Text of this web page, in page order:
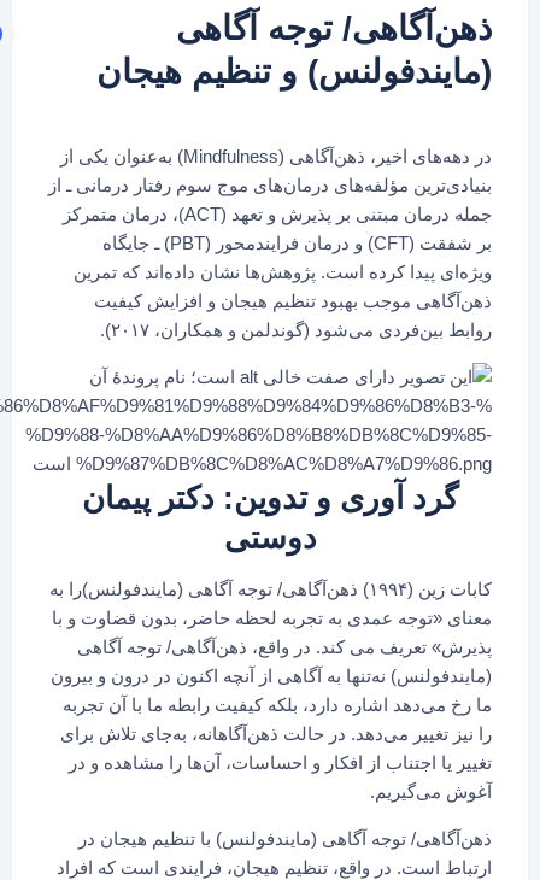
ذهن‌آگاهی/ توجه آگاهی
(مایندفولنس) و تنظیم هیجان
در دهه‌های اخیر، ذهن‌آگاهی (Mindfulness) به‌عنوان یکی از
بنیادی‌ترین مؤلفه‌های درمان‌های موج سوم رفتار درمانی ـ از
جمله درمان مبتنی بر پذیرش و تعهد (ACT)، درمان متمرکز
بر شفقت (CFT) و درمان فرایندمحور (PBT) ـ جایگاه
ویژه‌ای پیدا کرده است. پژوهش‌ها نشان داده‌اند که تمرین
ذهن‌آگاهی موجب بهبود تنظیم هیجان و افزایش کیفیت
روابط بین‌فردی می‌شود (گوندلمن و همکاران، ۲۰۱۷).
گرد آوری و تدوین: دکتر پیمان
دوستی
کابات زین (۱۹۹۴) ذهن‌آگاهی/ توجه آگاهی (مایندفولنس)را به
معنای «توجه عمدی به تجربه لحظه حاضر، بدون قضاوت و با
پذیرش» تعریف می کند. در واقع، ذهن‌آگاهی/ توجه آگاهی
(مایندفولنس) نه‌تنها به آگاهی از آنچه اکنون در درون و بیرون
ما رخ می‌دهد اشاره دارد، بلکه کیفیت رابطه ما با آن تجربه
را نیز تغییر می‌دهد. در حالت ذهن‌آگاهانه، به‌جای تلاش برای
تغییر یا اجتناب از افکار و احساسات، آن‌ها را مشاهده و در
آغوش می‌گیریم.
ذهن‌آگاهی/ توجه آگاهی (مایندفولنس) با تنظیم هیجان در
ارتباط است. در واقع، تنظیم هیجان، فرایندی است که افراد